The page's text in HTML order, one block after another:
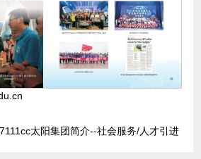
太阳集团简介--社会服务/人才引进